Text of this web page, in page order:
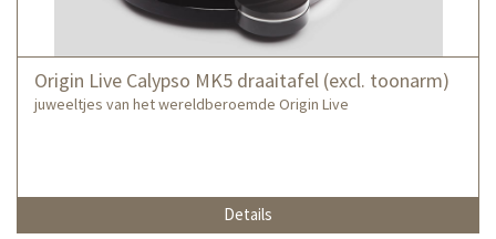
Origin Live Calypso MK5 draaitafel (excl. toonarm)
juweeltjes van het wereldberoemde Origin Live
Details